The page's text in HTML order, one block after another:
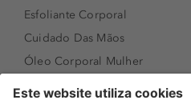
Esfoliante Corporal
Cuidado Das Mãos
Óleo Corporal Mulher